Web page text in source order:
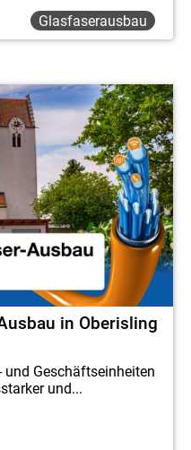
Glasfaserausbau
in Oberisling
und Geschäftseinheiten
und...